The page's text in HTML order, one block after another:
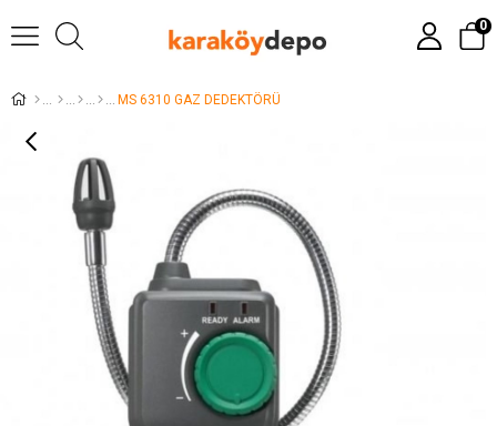
0
MS 6310 GAZ DEDEKTÖRÜ